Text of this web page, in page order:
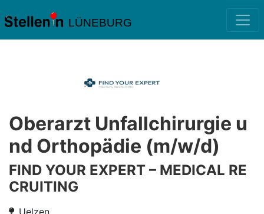
LÜNEBURG
Oberarzt Unfallchirurgie u
nd Orthopädie (m/w/d)
FIND YOUR EXPERT – MEDICAL RE
CRUITING
Uelzen